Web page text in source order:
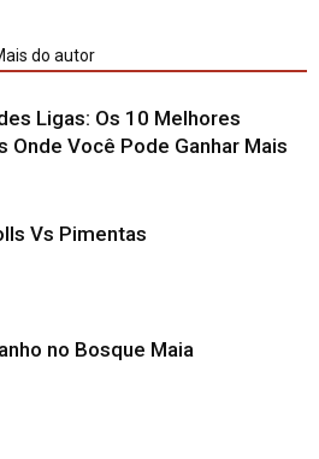
do autor
Ligas: Os 10 Melhores
Onde Você Pode Ganhar Mais
Vs Pimentas
no Bosque Maia